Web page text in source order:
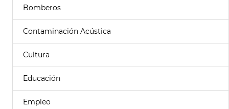
Bomberos
Contaminación Acústica
Cultura
Educación
Empleo